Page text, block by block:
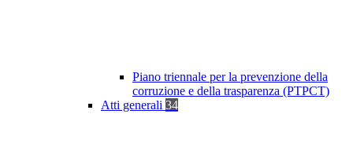
Piano triennale per la prevenzione della
corruzione e della trasparenza (PTPCT)
Atti generali 34